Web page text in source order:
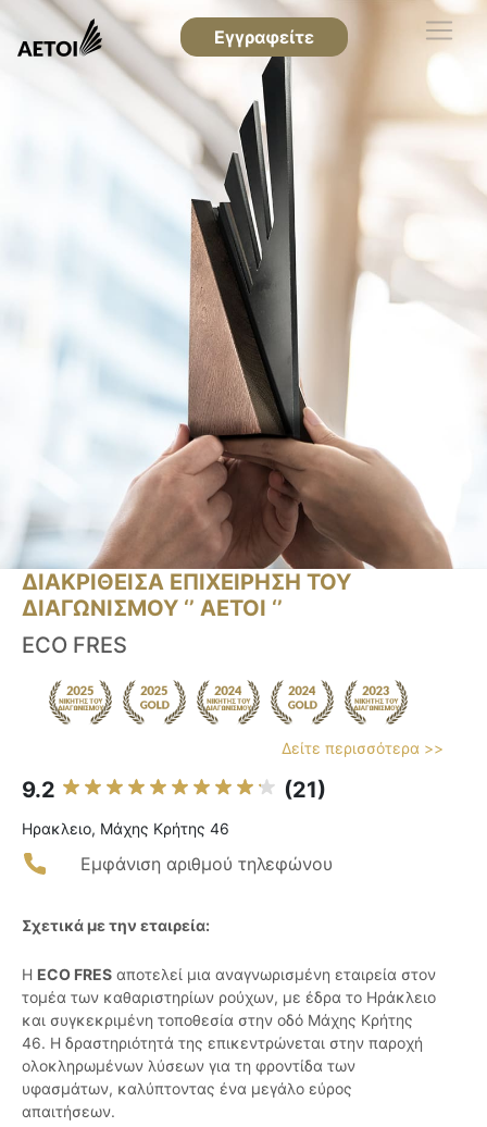
Εγγραφείτε
ΔΙΑΚΡΙΘΕΙΣΑ ΕΠΙΧΕΙΡΗΣΗ ΤΟΥ
ΔΙΑΓΩΝΙΣΜΟΥ ‘’ ΑΕΤΟΙ ‘’
ECO FRES
Δείτε περισσότερα >>
9.2 (21)
Ηρακλειο, Μάχης Κρήτης 46
Εμφάνιση αριθμού τηλεφώνου
Σχετικά με την εταιρεία:
Η ECO FRES αποτελεί μια αναγνωρισμένη εταιρεία στον
τομέα των καθαριστηρίων ρούχων, με έδρα το Ηράκλειο
και συγκεκριμένη τοποθεσία στην οδό Μάχης Κρήτης
46. Η δραστηριότητά της επικεντρώνεται στην παροχή
ολοκληρωμένων λύσεων για τη φροντίδα των
υφασμάτων, καλύπτοντας ένα μεγάλο εύρος
απαιτήσεων.